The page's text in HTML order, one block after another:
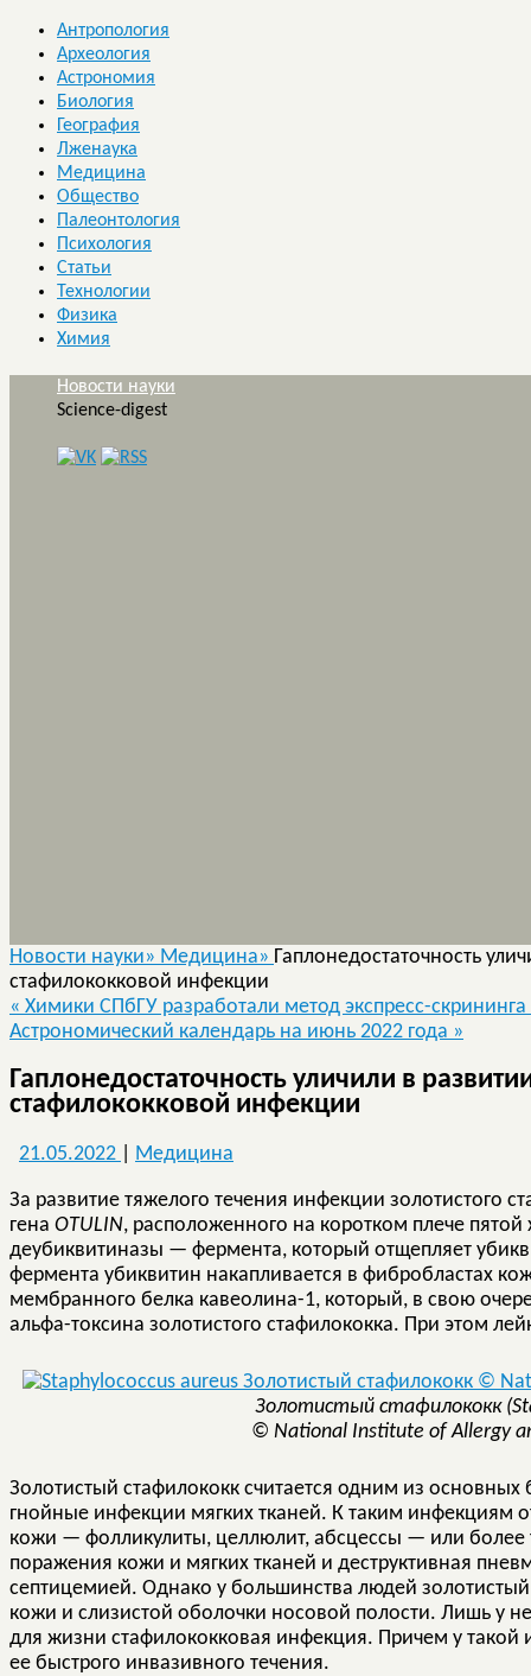
Антропология
Археология
Астрономия
Биология
География
Лженаука
Медицина
Общество
Палеонтология
Психология
Статьи
Технологии
Физика
Химия
Новости науки
Science-digest
Новости науки» Медицина» Гаплонедостаточность
стафилококковой инфекции
« Химики СПбГУ разработали метод экспресс-
Астрономический календарь на июнь 2022 года »
Гаплонедостаточность уличили в
стафилококковой инфекции
21.05.2022 Медицина
За развитие тяжелого течения инфекции золотистого
гена OTULIN, расположенного на коротком плече
деубиквитиназы — фермента, который отщепляет
фермента убиквитин накапливается в фибробластах
мембранного белка кавеолина-1, который, в свою
альфа-токсина золотистого стафилококка. При этом
Золотистый стафилококк (
© National Institute of Allergy
Золотистый стафилококк считается одним из
гнойные инфекции мягких тканей. К таким инфекциям
кожи — фолликулиты, целлюлит, абсцессы — или
поражения кожи и мягких тканей и деструктивная
септицемией. Однако у большинства людей
кожи и слизистой оболочки носовой полости. Лишь у
для жизни стафилококковая инфекция. Причем у
ее быстрого инвазивного течения.